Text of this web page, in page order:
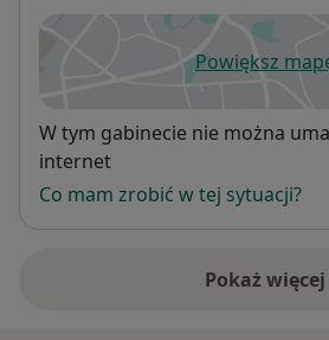
Powiększ
Dostępność
W tym gabinecie nie można
internet
Co mam zrobić w tej sytuacji?
Pokaż więcej
o